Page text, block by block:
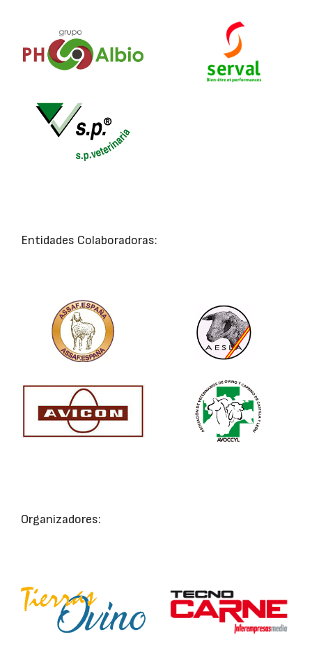
Entidades Colaboradoras:
Organizadores: